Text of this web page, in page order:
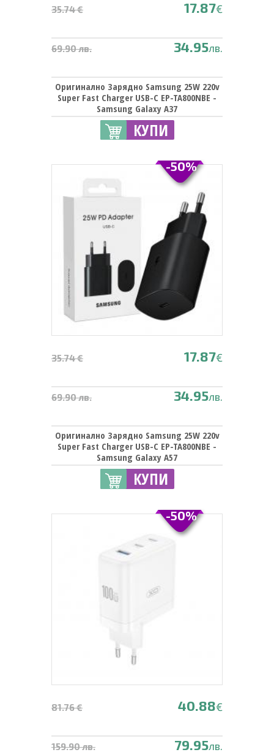
35.74 € 17.87€
69.90 лв. 34.95лв.
Оригинално Зарядно Samsung 25W 220v
Super Fast Charger USB-C EP-TA800NBE -
Samsung Galaxy A37
КУПИ
35.74 € 17.87€
69.90 лв. 34.95лв.
Оригинално Зарядно Samsung 25W 220v
Super Fast Charger USB-C EP-TA800NBE -
Samsung Galaxy A57
КУПИ
-50%
81.76 € 40.88€
159.90 лв. 79.95лв.
-50%